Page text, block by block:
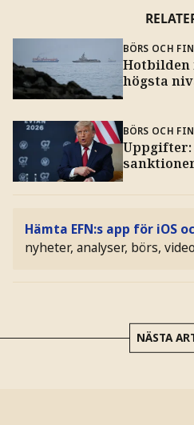
BÖRS OCH
högsta
BÖRS OCH
Uppgifter:
Hämta EFN:s app för iOS
nyheter, analyser, börs,
NÄSTA